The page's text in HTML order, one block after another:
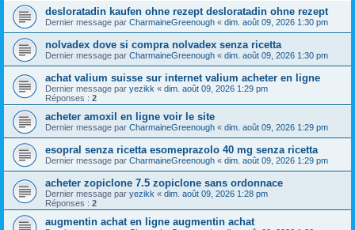
desloratadin kaufen ohne rezept desloratadin ohne rezept
Dernier message par CharmaineGreenough « dim. août 09, 2026 1:30 pm
nolvadex dove si compra nolvadex senza ricetta
Dernier message par CharmaineGreenough « dim. août 09, 2026 1:30 pm
achat valium suisse sur internet valium acheter en ligne
Dernier message par yezikk « dim. août 09, 2026 1:29 pm
Réponses : 2
acheter amoxil en ligne voir le site
Dernier message par CharmaineGreenough « dim. août 09, 2026 1:29 pm
esopral senza ricetta esomeprazolo 40 mg senza ricetta
Dernier message par CharmaineGreenough « dim. août 09, 2026 1:29 pm
acheter zopiclone 7.5 zopiclone sans ordonnace
Dernier message par yezikk « dim. août 09, 2026 1:28 pm
Réponses : 2
augmentin achat en ligne augmentin achat